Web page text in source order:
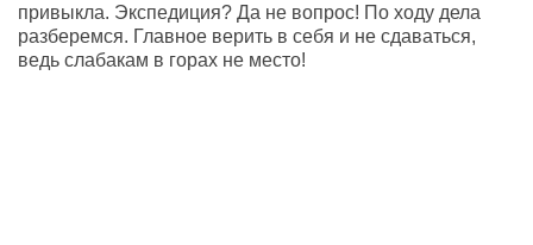
привыкла. Экспедиция? Да не вопрос! По ходу дела
разберемся. Главное верить в себя и не сдаваться,
ведь слабакам в горах не место!